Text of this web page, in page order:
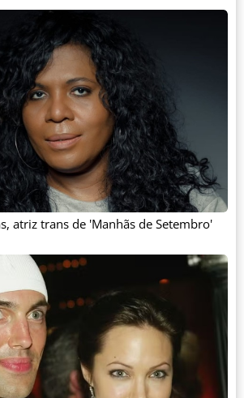
atriz trans de 'Manhãs de Setembro'